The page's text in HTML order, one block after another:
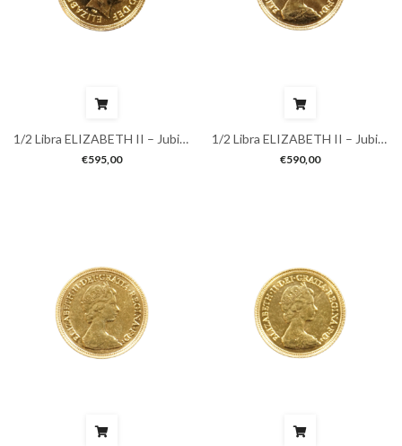
1/2 Libra ELIZABETH II – Jubileu
€595,00
1/2 Libra ELIZABETH II – Jubileu
€590,00